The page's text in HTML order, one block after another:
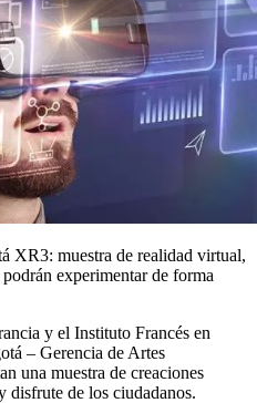
XR3: muestra de realidad virtual,
experimentar de forma
y el Instituto Francés en
– Gerencia de Artes
una muestra de creaciones
disfrute de los ciudadanos.